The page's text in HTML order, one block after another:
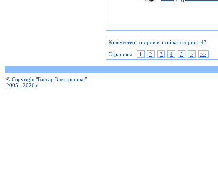
Количество товаров в этой категории : 43
Страницы :
1 2 3 4 5 > >>
© Copyright "Бассар Электроникс"
2005 - 2026 г.